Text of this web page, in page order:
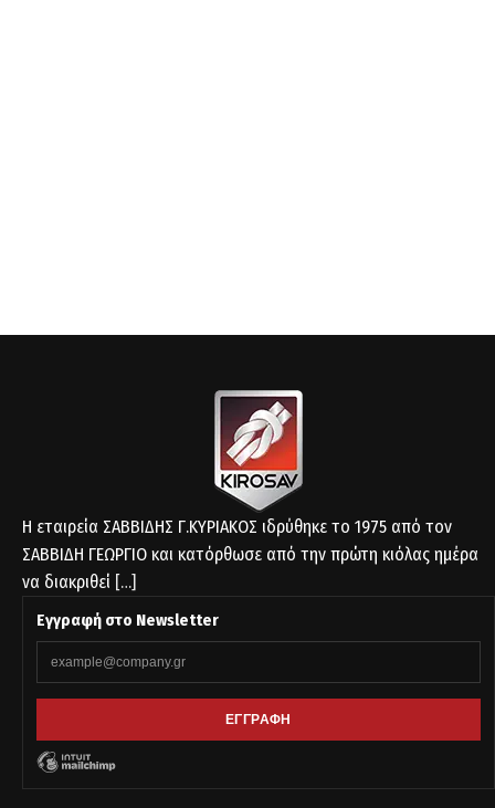
Η εταιρεία ΣΑΒΒΙΔΗΣ Γ.ΚΥΡΙΑΚΟΣ ιδρύθηκε το 1975 από τον
ΣΑΒΒΙΔΗ ΓΕΩΡΓΙΟ και κατόρθωσε από την πρώτη κιόλας ημέρα
να διακριθεί […]
Εγγραφή στο Newsletter